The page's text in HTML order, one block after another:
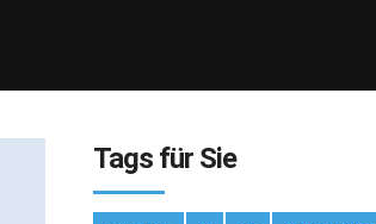
Tags für Sie